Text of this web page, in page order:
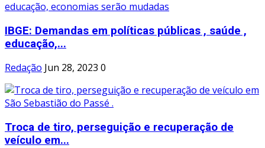
IBGE: Demandas em políticas públicas , saúde ,
educação,...
Redação Jun 28, 2023 0
Troca de tiro, perseguição e recuperação de
veículo em...